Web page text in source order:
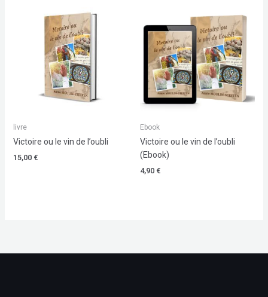
livre
Victoire ou le vin de l’oubli
15,00 €
Ebook
Victoire ou le vin de l’oubli
(Ebook)
4,90 €